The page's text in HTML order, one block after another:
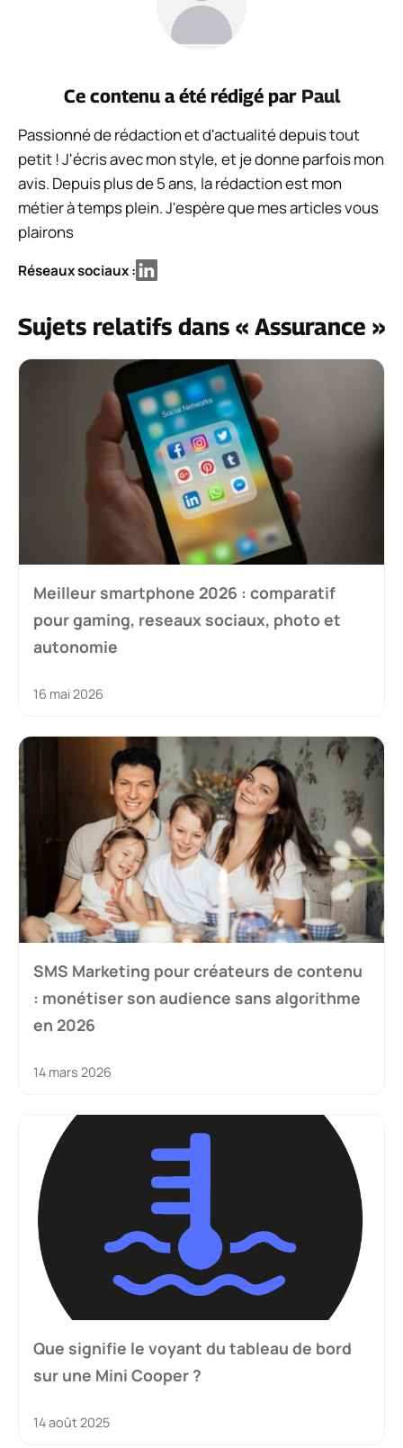
Ce contenu a été rédigé par Paul
Passionné de rédaction et d'actualité depuis tout
petit ! J'écris avec mon style, et je donne parfois mon
avis. Depuis plus de 5 ans, la rédaction est mon
métier à temps plein. J'espère que mes articles vous
plairons
Réseaux sociaux :
Sujets relatifs dans « Assurance »
Meilleur smartphone 2026 : comparatif
pour gaming, reseaux sociaux, photo et
autonomie
16 mai 2026
SMS Marketing pour créateurs de contenu
: monétiser son audience sans algorithme
en 2026
14 mars 2026
Que signifie le voyant du tableau de bord
sur une Mini Cooper ?
14 août 2025